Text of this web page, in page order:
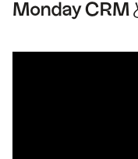
Monday CRM